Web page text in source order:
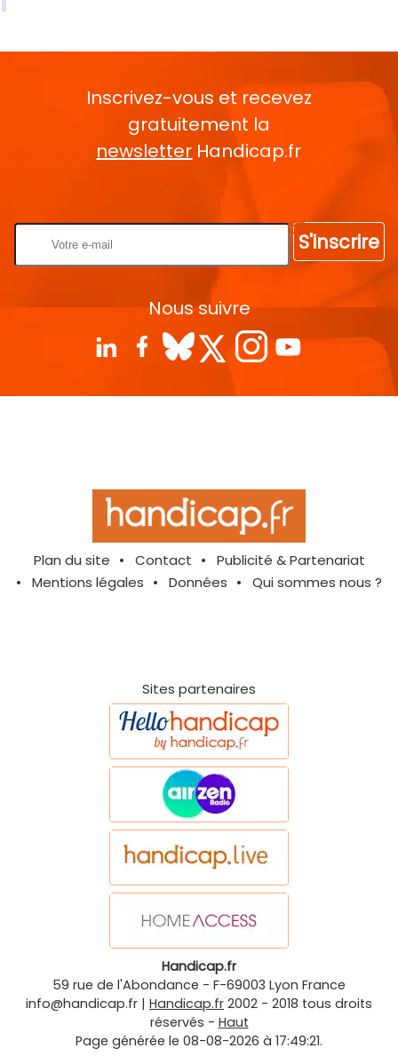
Inscrivez-vous et recevez
gratuitement la
newsletter Handicap.fr
S'inscrire
Nous suivre
Plan du site Contact
Publicité & Partenariat
Mentions légales
Données Qui sommes nous ?
Sites partenaires
Handicap.fr
59 rue de l'Abondance - F-69003 Lyon France
info@handicap.fr | Handicap.fr 2002 - 2018 tous droits
réservés - Haut
Page générée le 08-08-2026 à 17:49:21.